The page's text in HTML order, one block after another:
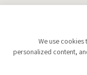
We use cookies
personalized content,